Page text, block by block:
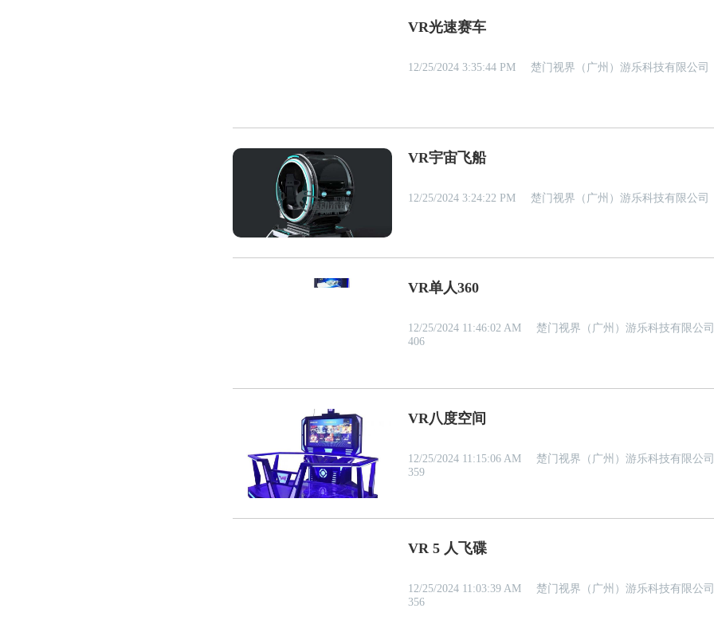
VR光速赛车
12/25/2024 3:35:44 PM 楚门视界（广州）游乐科技有限公司
VR宇宙飞船
12/25/2024 3:24:22 PM 楚门视界（广州）游乐科技有限公司
VR单人360
12/25/2024 11:46:02 AM
楚门视界（广州）游乐科技有限公司
406
VR八度空间
12/25/2024 11:15:06 AM
楚门视界（广州）游乐科技有限公司
359
VR 5 人飞碟
12/25/2024 11:03:39 AM
楚门视界（广州）游乐科技有限公司
356